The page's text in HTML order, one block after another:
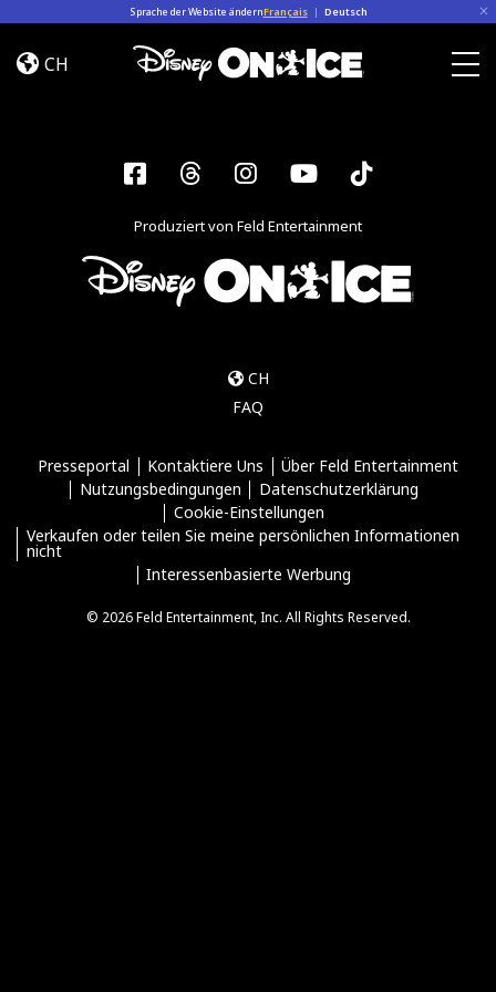
Sprache der Website ändernFrançais | Deutsch
Let’s
Dance
CH
Facebook
ThreadsInstagram
YouTubeTiktok
Produziert von Feld Entertainment
CH
FAQ
Presseportal Kontaktiere Uns
Über Feld Entertainment
Nutzungsbedingungen
Datenschutzerklärung
Cookie-Einstellungen
Verkaufen oder teilen Sie meine persönlichen Informationen
nicht
Interessenbasierte Werbung
© 2026 Feld Entertainment, Inc. All Rights Reserved.